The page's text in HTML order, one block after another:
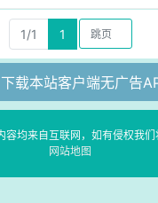
1/1 1
载本站客户端无广告
容均来自互联网，如有侵权我们
网站地图